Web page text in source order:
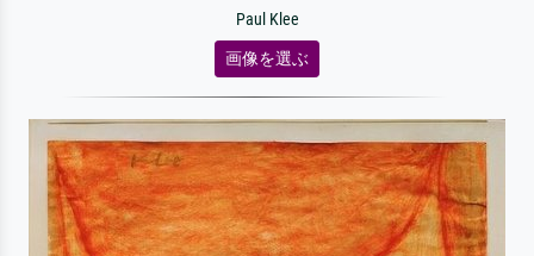
Paul Klee
画像を選ぶ